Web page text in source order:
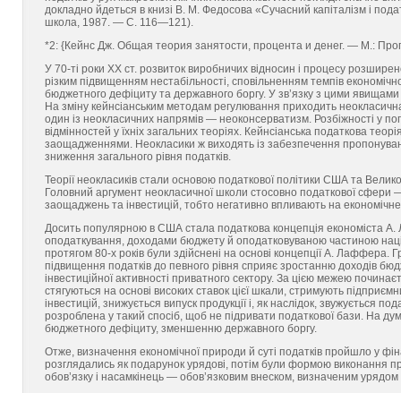
докладно йдеться в книзі В. М. Федосова «Сучасний капіталізм і
школа, 1987. — С. 116—121).
*2: {Кейнс Дж. Общая теория занятости, процента и денег. — М.:
У 70-ті роки ХХ ст. розвиток виробничих відносин і процесу
різким підвищенням нестабільності, сповільненням темпів
бюджетного дефіциту та державного боргу. У зв’язку з цими
На зміну кейнсіанським методам регулювання приходить
один із неокласичних напрямів — неоконсерватизм. Розбіжності у
відмінностей у їхніх загальних теоріях. Кейнсіанська податкова
заощадженнями. Неокласики ж виходять із забезпечення
зниження загального рівня податків.
Теорії неокласиків стали основою податкової політики США та
Головний аргумент неокласичної школи стосовно податкової
заощаджень та інвестицій, тобто негативно впливають на
Досить популярною в США стала податкова концепція економіста
оподаткування, доходами бюджету й оподатковуваною частиною
протягом 80-х років були здійснені на основі концепції А.
підвищення податків до певного рівня сприяє зростанню доходів
інвестиційної активності приватного сектору. За цією межею
стягуються на основі високих ставок цієї шкали, стримують
інвестицій, знижується випуск продукції і, як наслідок, звужується
розроблена у такий спосіб, щоб не підривати податкової бази. На
бюджетного дефіциту, зменшенню державного боргу.
Отже, визначення економічної природи й суті податків пройшло у
розглядались як подарунок урядові, потім були формою виконання
обов’язку і насамкінець — обов’язковим внеском, визначеним